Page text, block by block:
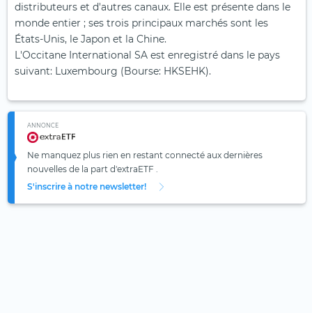
distributeurs et d'autres canaux. Elle est présente dans le
monde entier ; ses trois principaux marchés sont les
États-Unis, le Japon et la Chine.
L'Occitane International SA est enregistré dans le pays
suivant: Luxembourg (Bourse: HKSEHK).
ANNONCE
Ne manquez plus rien en restant connecté aux dernières
nouvelles de la part d'extraETF .
S'inscrire à notre newsletter!